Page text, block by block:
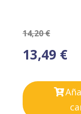
14,20€
13,49 €